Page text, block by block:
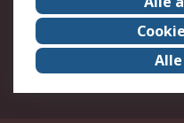
Karriere bei RS
Qualität/Umwelt/
Event-Center